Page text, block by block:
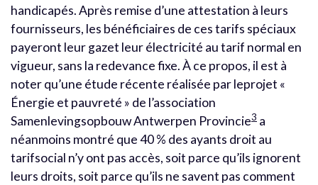
handicapés. Après remise d’une attestation à leurs
fournisseurs, les bénéficiaires de ces tarifs spéciaux
payeront leur gazet leur électricité au tarif normal en
vigueur, sans la redevance fixe. À ce propos, il est à
noter qu’une étude récente réalisée par leprojet «
Énergie et pauvreté » de l’association
Samenlevingsopbouw Antwerpen Provincie3 a
néanmoins montré que 40 % des ayants droit au
tarifsocial n’y ont pas accès, soit parce qu’ils ignorent
leurs droits, soit parce qu’ils ne savent pas comment